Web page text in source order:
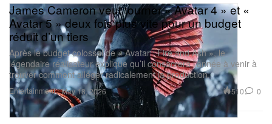
Entertainment
James Cameron veut tourner « Avatar 4 » et «
Avatar 5 » deux fois plus vite pour un budget
réduit d’un tiers
Après le budget colossal de « Avatar : Fire and Ash », le
légendaire réalisateur explique qu’il consacrera l’année à venir à
trouver comment alléger radicalement la production.
May 18, 2026 510 0